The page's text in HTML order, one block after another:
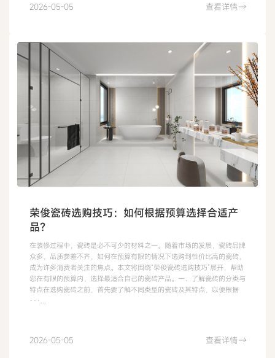
2026-05-05 查看详情→
荣俊瓷砖选购技巧：如何根据预算选择合适产
品？
在装修过程中，瓷砖是必不可少的材料之一。随着市场的发展，瓷砖品牌
众多，品质参差不齐，如何在预算有限的情况下选购到性价比高的瓷砖，
成为许多消费者关注的焦点。本文将围绕“荣俊瓷砖选购技巧”展开，帮助
您在有限的预算内，选择最适合自己的瓷砖产品。一、了解瓷砖的分类与
特点在选购瓷砖之前，首先要了解不同类型的瓷砖及其特点，以便根据
···...
2026-05-05 查看详情→